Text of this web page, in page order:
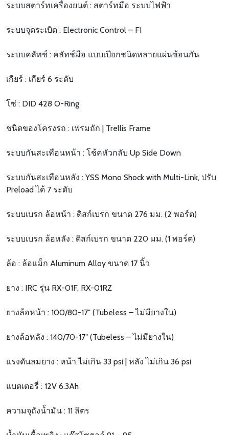
ระบบสตาร์ทเครื่องยนต์ : สตาร์ทมือ ระบบไฟฟ้า
ระบบจุดระเบิด : Electronic Control – FI
ระบบคลัทช์ : คลัทช์มือ แบบเปียกชนิดหลายแผ่นซ้อนกัน
เกียร์ : เกียร์ 6 ระดับ
โซ่ : DID 428 O-Ring
ชนิดของโครงรถ : เฟรมถัก | Trellis Frame
ระบบกันสะเทือนหน้า : โช้คหัวกลับ Up Side Down
ระบบกันสะเทือนหลัง : YSS Mono Shock with Multi-Link, ปรับ
Preload ได้ 7 ระดับ
ระบบเบรก ล้อหน้า : ดิสก์เบรก ขนาด 276 มม. (2 พอร์ต)
ระบบเบรก ล้อหลัง : ดิสก์เบรก ขนาด 220 มม. (1 พอร์ต)
ล้อ : ล้อแม็ก Aluminum Alloy ขนาด 17 นิ้ว
ยาง : IRC รุ่น RX-01F, RX-01RZ
ยางล้อหน้า : 100/80-17″ (Tubeless – ไม่มียางใน)
ยางล้อหลัง : 140/70-17″ (Tubeless – ไม่มียางใน)
แรงดันลมยาง : หน้า ไม่เกิน 33 psi | หลัง ไม่เกิน 36 psi
แบตเตอรี่ : 12V 6.3Ah
ความจุถังน้ำมัน : 11 ลิตร